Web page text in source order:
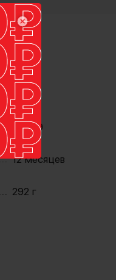
55579
12 месяцев
292 г